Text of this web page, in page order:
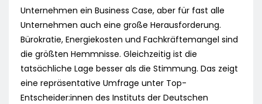
Unternehmen ein Business Case, aber für fast alle
Unternehmen auch eine große Herausforderung.
Bürokratie, Energiekosten und Fachkräftemangel sind
die größten Hemmnisse. Gleichzeitig ist die
tatsächliche Lage besser als die Stimmung. Das zeigt
eine repräsentative Umfrage unter Top-
Entscheider:innen des Instituts der Deutschen